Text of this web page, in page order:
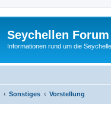
Seychellen Forum
Informationen rund um die
Sonstiges Vorstellung